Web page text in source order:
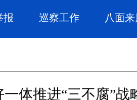
报 巡察工作 八面
一体推进“三不腐”战